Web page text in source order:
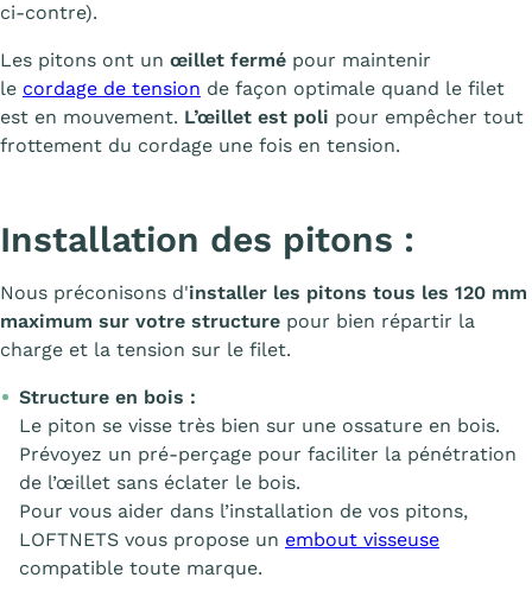
ci-contre).
Les pitons ont un œillet fermé pour maintenir
le cordage de tension de façon optimale quand le filet
est en mouvement. L’œillet est poli pour empêcher tout
frottement du cordage une fois en tension.
Installation des pitons :
Nous préconisons d'installer les pitons tous les 120 mm
maximum sur votre structure pour bien répartir la
charge et la tension sur le filet.
Structure en bois :
Le piton se visse très bien sur une ossature en bois.
Prévoyez un pré-perçage pour faciliter la pénétration
de l’œillet sans éclater le bois.
Pour vous aider dans l’installation de vos pitons,
LOFTNETS vous propose un embout visseuse
compatible toute marque.